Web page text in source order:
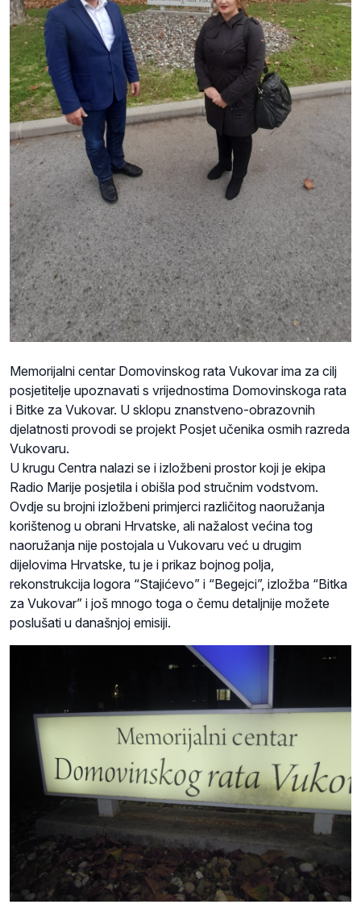
Memorijalni centar Domovinskog rata Vukovar ima za cilj
posjetitelje upoznavati s vrijednostima Domovinskoga rata
i Bitke za Vukovar. U sklopu znanstveno-obrazovnih
djelatnosti provodi se projekt Posjet učenika osmih razreda
Vukovaru.
U krugu Centra nalazi se i izložbeni prostor koji je ekipa
Radio Marije posjetila i obišla pod stručnim vodstvom.
Ovdje su brojni izložbeni primjerci različitog naoružanja
korištenog u obrani Hrvatske, ali nažalost većina tog
naoružanja nije postojala u Vukovaru već u drugim
dijelovima Hrvatske, tu je i prikaz bojnog polja,
rekonstrukcija logora “Stajićevo” i “Begejci”, izložba “Bitka
za Vukovar” i još mnogo toga o čemu detaljnije možete
poslušati u današnjoj emisiji.